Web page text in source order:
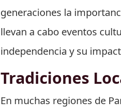
generaciones la
llevan a cabo eventos
independencia y su
Tradiciones
En muchas regiones de